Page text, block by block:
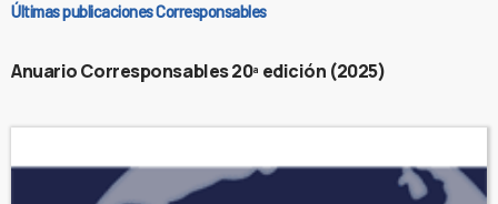
Últimas publicaciones Corresponsables
Anuario Corresponsables 20ª edición (2025)